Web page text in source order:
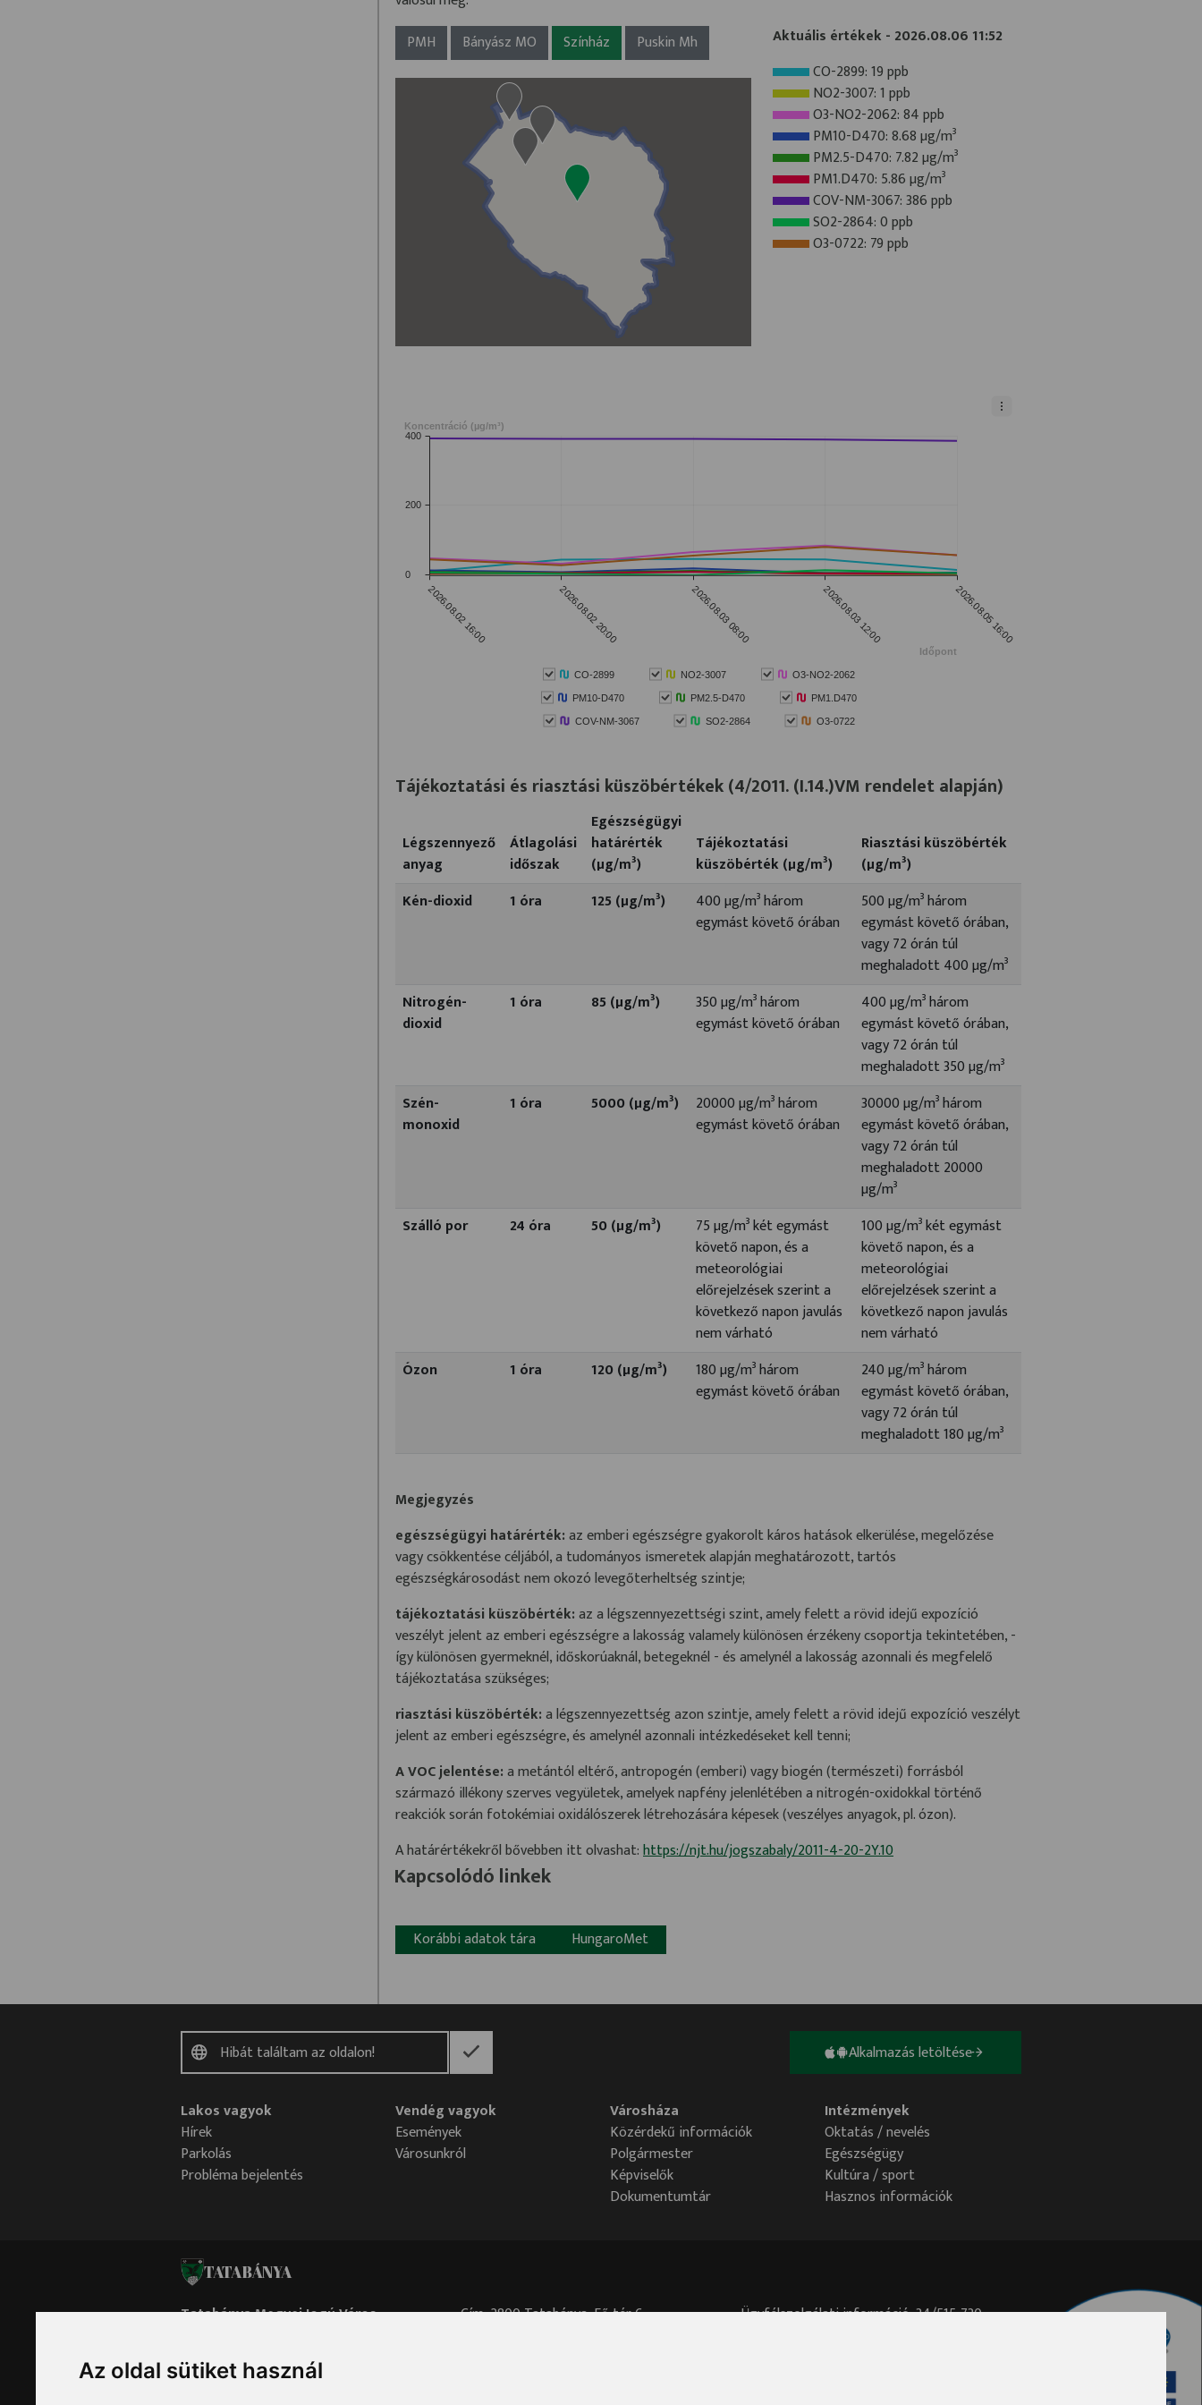
Az oldal sütiket használ
PMH
Bányász MO Színház Puskin Mh
Aktuális értékek - 2026.08.06 11:52
CO-2899: 19 ppb
NO2-3007: 1 ppb
O3-NO2-2062: 84 ppb
PM10-D470: 8.68 µg/m³
PM2.5-D470: 7.82 µg/m³
PM1.D470: 5.86 µg/m³
COV-NM-3067: 386 ppb
SO2-2864: 0 ppb
O3-0722: 79 ppb
Tájékoztatási és riasztási küszöbértékek (4/2011. (I.14.)VM rendelet alapján)
Légszennyező
anyag
Átlagolási
időszak
Egészségügyi
határérték
(µg/m³)
Tájékoztatási
küszöbérték (µg/m³)
Riasztási küszöbérték
(µg/m³)
Kén-dioxid
1 óra 125 (µg/m³)
400 µg/m³ három
egymást követő órában
500 µg/m³ három
egymást követő órában,
vagy 72 órán túl
meghaladott 400 µg/m³
Nitrogén-
dioxid
1 óra 85 (µg/m³)
350 µg/m³ három
egymást követő órában
400 µg/m³ három
egymást követő órában,
vagy 72 órán túl
meghaladott 350 µg/m³
Szén-
monoxid
1 óra 5000 (µg/m³)
20000 µg/m³ három
egymást követő órában
30000 µg/m³ három
egymást követő órában,
vagy 72 órán túl
meghaladott 20000
µg/m³
Szálló por
24 óra 50 (µg/m³)
75 µg/m³ két egymást
követő napon, és a
meteorológiai
előrejelzések szerint a
következő napon javulás
nem várható
100 µg/m³ két egymást
követő napon, és a
meteorológiai
előrejelzések szerint a
következő napon javulás
nem várható
Ózon
1 óra 120 (µg/m³)
180 µg/m³ három
egymást követő órában
240 µg/m³ három
egymást követő órában,
vagy 72 órán túl
meghaladott 180 µg/m³
Megjegyzés
egészségügyi határérték:az emberi egészségre gyakorolt káros hatások elkerülése, megelőzése
vagy csökkentése céljából, a tudományos ismeretek alapján meghatározott, tartós
egészségkárosodást nem okozó levegőterheltség szintje;
tájékoztatási küszöbérték:az a légszennyezettségi szint, amely felett a rövid idejű expozíció
veszélyt jelent az emberi egészségre a lakosság valamely különösen érzékeny csoportja tekintetében, -
így különösen gyermeknél, időskorúaknál, betegeknél - és amelynél a lakosság azonnali és megfelelő
tájékoztatása szükséges;
riasztási küszöbérték:a légszennyezettség azon szintje, amely felett a rövid idejű expozíció veszélyt
jelent az emberi egészségre, és amelynél azonnali intézkedéseket kell tenni;
A VOC jelentése:a metántól eltérő, antropogén (emberi) vagy biogén (természeti) forrásból
származó illékony szerves vegyületek, amelyek napfény jelenlétében a nitrogén-oxidokkal történő
reakciók során fotokémiai oxidálószerek létrehozására képesek (veszélyes anyagok, pl. ózon).
A határértékekről bővebben itt olvashat:https://njt.hu/jogszabaly/2011-4-20-2Y.10
Kapcsolódó linkek
Korábbi adatok tára HungaroMet
Alkalmazás letöltése
Lakos vagyok
Hírek
Parkolás
Probléma bejelentés
Vendég vagyok
Események
Városunkról
Városháza
Közérdekű információk
Polgármester
Képviselők
Dokumentumtár
Intézmények
Oktatás / nevelés
Egészségügy
Kultúra / sport
Hasznos információk
TATABÁNYA
Tatabánya Megyei Jogú Város
Cím: 2800 Tatabánya, Fő tér 6.
Ügyfélszolgálati információ: 34/515-730
Oldaltérkép ImpresszumAdatvédelem